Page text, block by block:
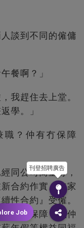
談到不同的僱傭
餐啊？」
我趕住去上堂。
學。」
職？仲有冇保障
同公司商量好，
合約作實。依家
性合約』受僱。
基本保障，我仲
刊登招聘廣告
Job